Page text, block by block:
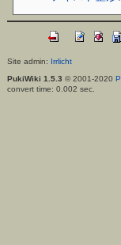
Site admin: Irrlicht
PukiWiki 1.5.3 © 2001-2020
convert time: 0.002 sec.